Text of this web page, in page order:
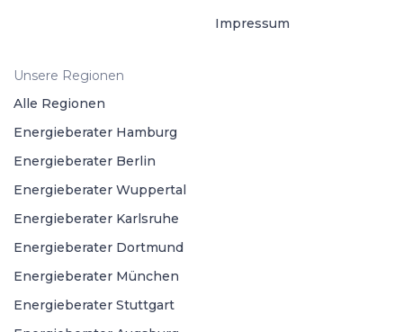
Impressum
Unsere Regionen
Alle Regionen
Energieberater Hamburg
Energieberater Berlin
Energieberater Wuppertal
Energieberater Karlsruhe
Energieberater Dortmund
Energieberater München
Energieberater Stuttgart